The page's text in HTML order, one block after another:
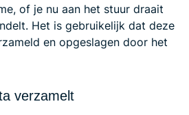
of je nu aan het stuur draait
Het is gebruikelijk dat deze
en opgeslagen door het
verzamelt